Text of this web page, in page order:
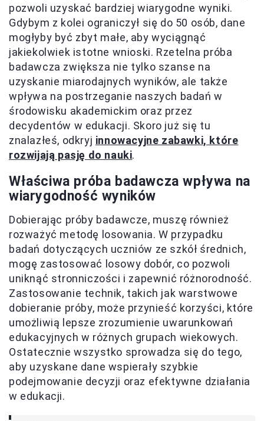
pozwoli uzyskać bardziej wiarygodne wyniki.
Gdybym z kolei ograniczył się do 50 osób, dane
mogłyby być zbyt małe, aby wyciągnąć
jakiekolwiek istotne wnioski. Rzetelna próba
badawcza zwiększa nie tylko szanse na
uzyskanie miarodajnych wyników, ale także
wpływa na postrzeganie naszych badań w
środowisku akademickim oraz przez
decydentów w edukacji. Skoro już się tu
znalazłeś, odkryj innowacyjne zabawki, które
rozwijają pasję do nauki.
Właściwa próba badawcza wpływa na
wiarygodność wyników
Dobierając próby badawcze, muszę również
rozważyć metodę losowania. W przypadku
badań dotyczących uczniów ze szkół średnich,
mogę zastosować losowy dobór, co pozwoli
uniknąć stronniczości i zapewnić różnorodność.
Zastosowanie technik, takich jak warstwowe
dobieranie próby, może przynieść korzyści, które
umożliwią lepsze zrozumienie uwarunkowań
edukacyjnych w różnych grupach wiekowych.
Ostatecznie wszystko sprowadza się do tego,
aby uzyskane dane wspierały szybkie
podejmowanie decyzji oraz efektywne działania
w edukacji.